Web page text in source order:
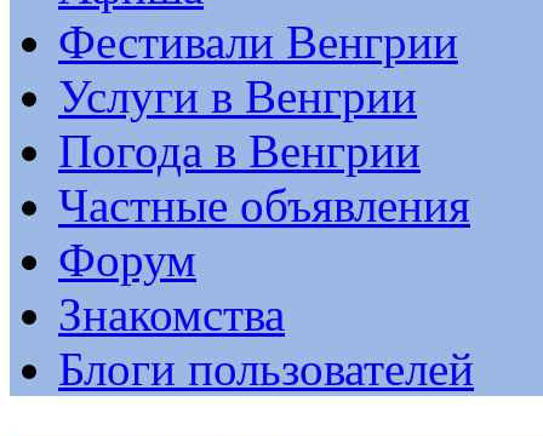
Фестивали Венгрии
Услуги в Венгрии
Погода в Венгрии
Частные объявления
Форум
Знакомства
Блоги пользователей